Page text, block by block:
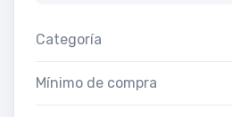
Categoría
Mínimo de compra